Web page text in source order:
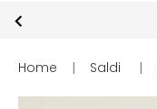
Home | Saldi |